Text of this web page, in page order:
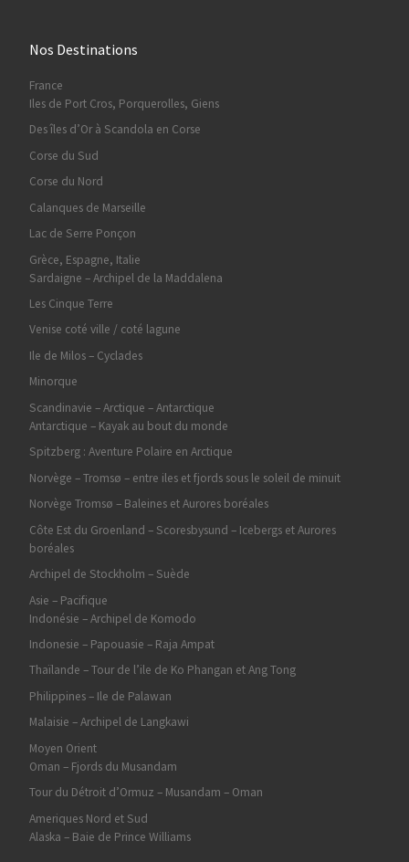
Nos Destinations
France
Iles de Port Cros, Porquerolles, Giens
Des îles d’Or à Scandola en Corse
Corse du Sud
Corse du Nord
Calanques de Marseille
Lac de Serre Ponçon
Grèce, Espagne, Italie
Sardaigne – Archipel de la Maddalena
Les Cinque Terre
Venise coté ville / coté lagune
Ile de Milos – Cyclades
Minorque
Scandinavie – Arctique – Antarctique
Antarctique – Kayak au bout du monde
Spitzberg : Aventure Polaire en Arctique
Norvège – Tromsø – entre iles et fjords sous le soleil de minuit
Norvège Tromsø – Baleines et Aurores boréales
Côte Est du Groenland – Scoresbysund – Icebergs et Aurores
boréales
Archipel de Stockholm – Suède
Asie – Pacifique
Indonésie – Archipel de Komodo
Indonesie – Papouasie – Raja Ampat
Thaïlande – Tour de l’ile de Ko Phangan et Ang Tong
Philippines – Ile de Palawan
Malaisie – Archipel de Langkawi
Moyen Orient
Oman – Fjords du Musandam
Tour du Détroit d’Ormuz – Musandam – Oman
Ameriques Nord et Sud
Alaska – Baie de Prince Williams